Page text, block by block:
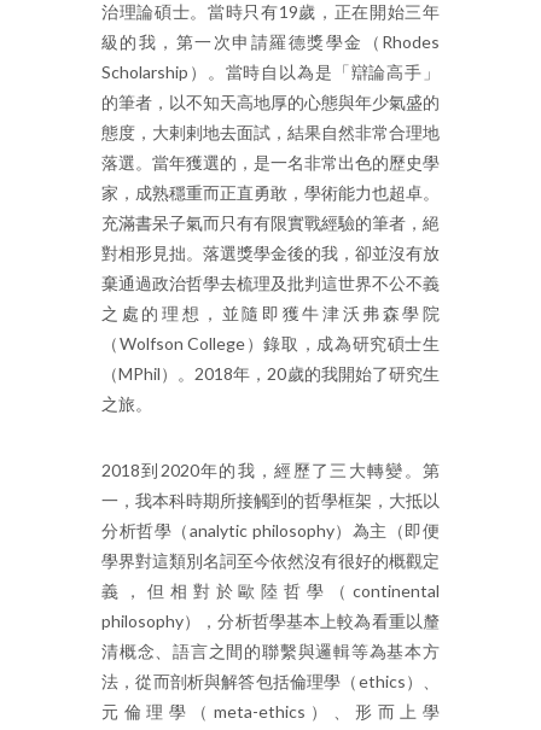
治理論碩士。當時只有19歲，正在開始三年
級的我，第一次申請羅德獎學金（Rhodes
Scholarship）。當時自以為是「辯論高手」
的筆者，以不知天高地厚的心態與年少氣盛的
態度，大剌剌地去面試，結果自然非常合理地
落選。當年獲選的，是一名非常出色的歷史學
家，成熟穩重而正直勇敢，學術能力也超卓。
充滿書呆子氣而只有有限實戰經驗的筆者，絕
對相形見拙。落選獎學金後的我，卻並沒有放
棄通過政治哲學去梳理及批判這世界不公不義
之處的理想，並隨即獲牛津沃弗森學院
（Wolfson College）錄取，成為研究碩士生
（MPhil）。2018年，20歲的我開始了研究生
之旅。
2018到2020年的我，經歷了三大轉變。第
一，我本科時期所接觸到的哲學框架，大抵以
分析哲學（analytic philosophy）為主（即便
學界對這類別名詞至今依然沒有很好的概觀定
義，但相對於歐陸哲學（continental
philosophy），分析哲學基本上較為看重以釐
清概念、語言之間的聯繫與邏輯等為基本方
法，從而剖析與解答包括倫理學（ethics）、
元倫理學（meta-ethics）、形而上學